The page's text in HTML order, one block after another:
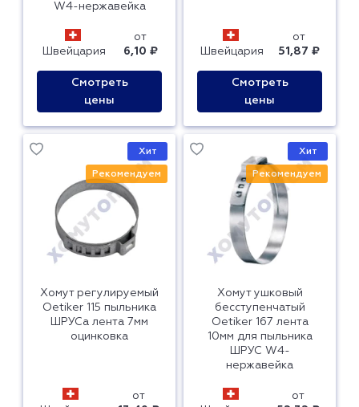
W4-нержавейка
Швейцария
от
6,10 ₽
Смотреть
цены
Швейцария
от
51,87 ₽
Смотреть
цены
Хит
Рекомендуем
Хомут регулируемый
Oetiker 115 пыльника
ШРУСа лента 7мм
оцинковка
от
Хит
Рекомендуем
Хомут ушковый
бесступенчатый
Oetiker 167 лента
10мм для пыльника
ШРУС W4-
нержавейка
от